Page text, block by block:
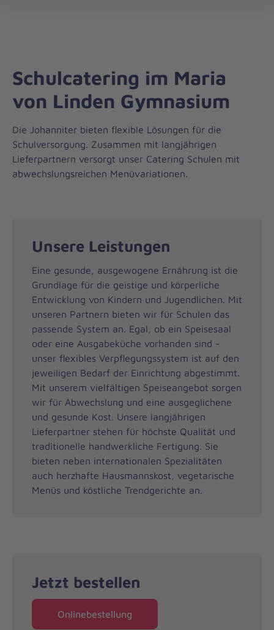
zum
Schulcatering im Maria
von Linden Gymnasium
Die Johanniter bieten flexible Lösungen für die
Schulversorgung. Zusammen mit langjährigen
Lieferpartnern versorgt unser Catering Schulen mit
abwechslungsreichen Menüvariationen.
Unsere Leistungen
Eine gesunde, ausgewogene Ernährung ist die
Grundlage für die geistige und körperliche
Entwicklung von Kindern und Jugendlichen. Mit
unseren Partnern bieten wir für Schulen das
passende System an. Egal, ob ein Speisesaal
oder eine Ausgabeküche vorhanden sind -
unser flexibles Verpflegungssystem ist auf den
jeweiligen Bedarf der Einrichtung abgestimmt.
Mit unserem vielfältigen Speiseangebot sorgen
wir für Abwechslung und eine ausgeglichene
und gesunde Kost. Unsere langjährigen
Lieferpartner stehen für höchste Qualität und
traditionelle handwerkliche Fertigung. Sie
bieten neben internationalen Spezialitäten
auch herzhafte Hausmannskost, vegetarische
Menüs und köstliche Trendgerichte an.
Jetzt bestellen
Onlinebestellung